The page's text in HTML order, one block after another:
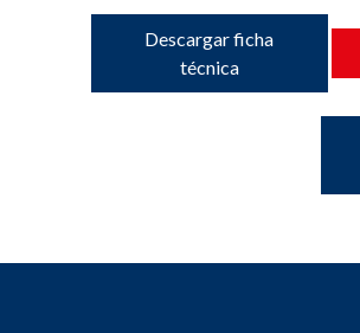
Descargar ficha
técnica